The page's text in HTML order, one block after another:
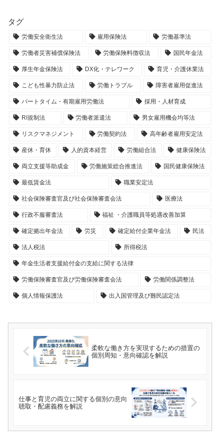
タグ
労働安全衛生法 雇用保険法 労働基準法
労働者災害補償保険法 労働保険料徴収法 国民年金法
厚生年金保険法 DX化・テレワーク 育児・介護休業法
こども性暴力防止法 労働トラブル 障害者雇用促進法
パートタイム・有期雇用労働法 採用・人材育成
RI規制法 労働者派遣法 男女雇用機会均等法
リスクマネジメント 労働契約法 高年齢者雇用安定法
産休・育休 人的資本経営 労働組合法 健康保険法
両立支援等助成金 労働施策総合推進法 国民健康保険法
最低賃金法 職業安定法
社会保険審査官及び社会保険審査会法 医療法
行政不服審査法 福祉 ・介護職員等処遇改善加算
確定拠出年金法 労災 確定給付企業年金法 民法
法人税法 所得税法
年金生活者支援給付金の支給に関する法律
労働保険審査官及び労働保険審査会法 労働関係調整法
個人情報保護法 出入国管理及び難民認定法
柔軟な働き方を実現するための措置の
個別周知・意向確認を解説
仕事と育児の両立に関する個別の意向
聴取・配慮義務を解説